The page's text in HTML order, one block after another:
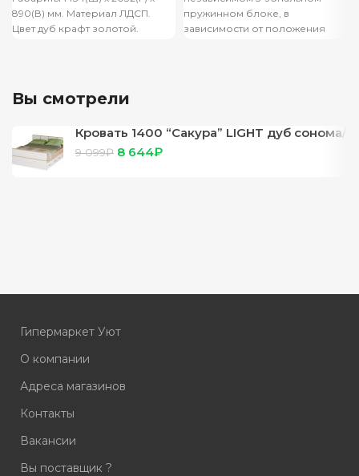
890(В) мм. Материал ЛДСП.
Цвет дуб крафт золотой.
пружинном блоке, в
зависимости от положения
Вы смотрели
Кровать 1400 “Сакура” LIGHT дуб сонома/
белый (без подложки)
9 099₽ 8 644₽
Гипермаркет Уют
О компании
Адреса магазинов
Контакты
Вакансии
Вы поставщик ?